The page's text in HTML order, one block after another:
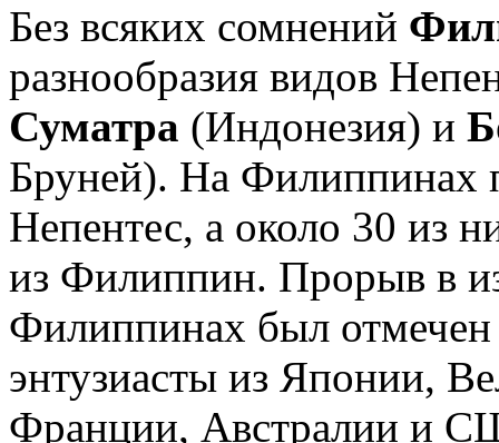
Без всяких сомнений
разнообразия видов
Суматра (Индонезия) и
Бруней). На Филиппинах
Непентес, а около 30 из
из Филиппин. Прорыв в
Филиппинах был
энтузиасты из Японии,
Франции, Австралии и